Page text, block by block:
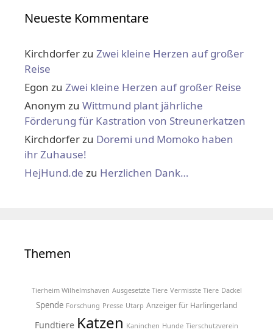
Neueste Kommentare
Kirchdorferzu Zwei kleine Herzen auf großer
Reise
Egon zu Zwei kleine Herzen auf großer Reise
Anonym zu Wittmund plant jährliche
Förderung für Kastration von Streunerkatzen
Kirchdorferzu Doremi und Momoko haben
ihr Zuhause!
HejHund.de zu Herzlichen Dank…
Themen
Tierheim Wilhelmshaven Ausgesetzte Tiere Vermisste Tiere Dackel
Spende Forschung Presse Utarp Anzeiger für Harlingerland
Fundtiere Katzen Kaninchen Hunde Tierschutzverein